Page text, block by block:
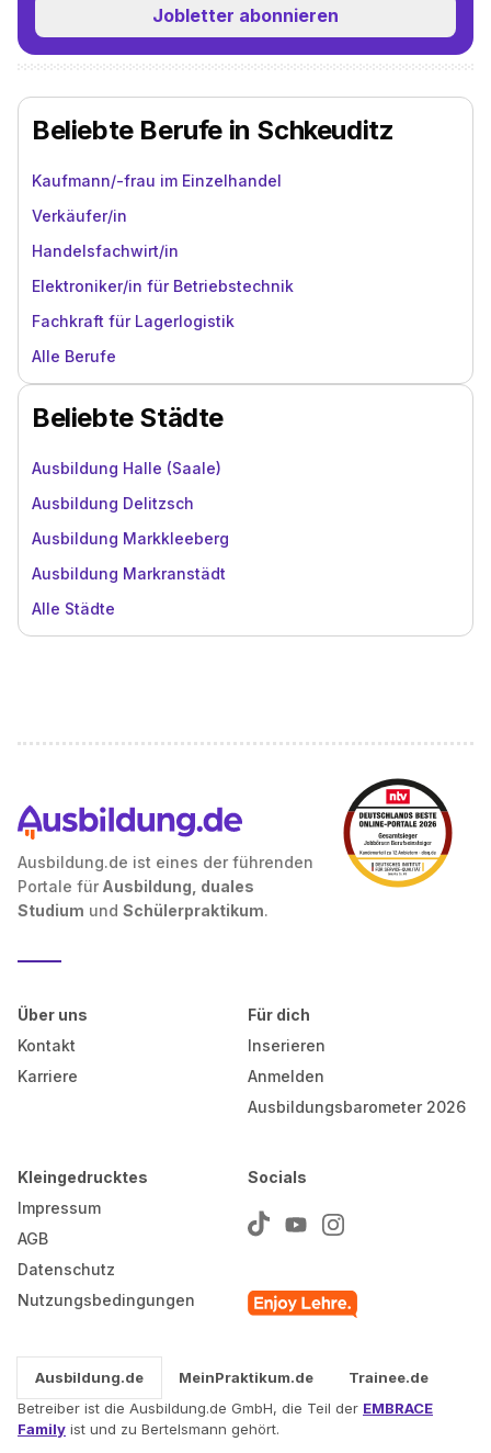
Jobletter abonnieren
Beliebte Berufe in Schkeuditz
Kaufmann/-frau im Einzelhandel
Verkäufer/in
Handelsfachwirt/in
Elektroniker/in für Betriebstechnik
Fachkraft für Lagerlogistik
Alle Berufe
Beliebte Städte
Ausbildung Halle (Saale)
Ausbildung Delitzsch
Ausbildung Markkleeberg
Ausbildung Markranstädt
Alle Städte
Ausbildung.de ist eines der führenden
Portale für Ausbildung, duales
Studium und Schülerpraktikum.
Über uns
Kontakt
Karriere
Für dich
Inserieren
Anmelden
Ausbildungsbarometer 2026
Kleingedrucktes
Impressum
AGB
Datenschutz
Nutzungsbedingungen
Socials
Ausbildung.de MeinPraktikum.de
Trainee.de
Betreiber ist die Ausbildung.de GmbH, die Teil der EMBRACE
Family ist und zu Bertelsmann gehört.